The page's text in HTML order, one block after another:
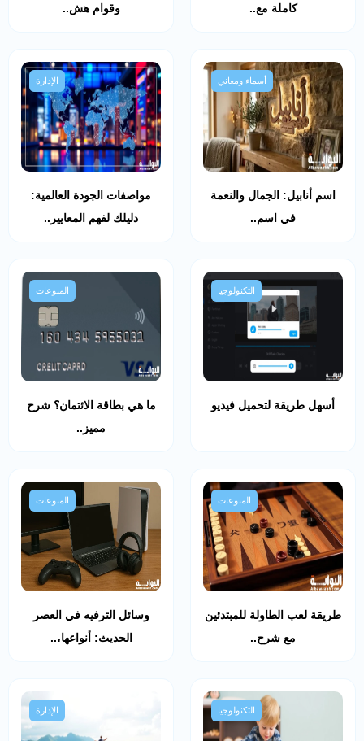
كاملة مع..
وقوام هش..
أسماء ومعاني
اسم أنابيل: الجمال والنعمة
في اسم..
الإدارة
مواصفات الجودة العالمية:
دليلك لفهم المعايير..
التكنولوجيا
أسهل طريقة لتحميل فيديو
المنوعات
ما هي بطاقة الائتمان؟ شرح
مميز..
المنوعات
طريقة لعب الطاولة للمبتدئين
مع شرح..
المنوعات
وسائل الترفيه في العصر
الحديث: أنواعها،..
التكنولوجيا الإدارة